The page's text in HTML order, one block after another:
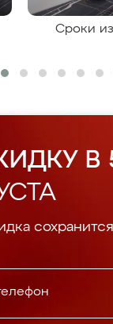
Сроки
В